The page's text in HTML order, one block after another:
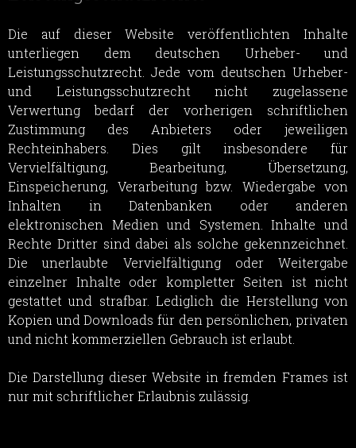
Die auf dieser Website veröffentlichten Inhalte
unterliegen dem deutschen Urheber- und
Leistungsschutzrecht. Jede vom deutschen Urheber-
und Leistungsschutzrecht nicht zugelassene
Verwertung bedarf der vorherigen schriftlichen
Zustimmung des Anbieters oder jeweiligen
Rechteinhabers. Dies gilt insbesondere für
Vervielfältigung, Bearbeitung, Übersetzung,
Einspeicherung, Verarbeitung bzw. Wiedergabe von
Inhalten in Datenbanken oder anderen
elektronischen Medien und Systemen. Inhalte und
Rechte Dritter sind dabei als solche gekennzeichnet.
Die unerlaubte Vervielfältigung oder Weitergabe
einzelner Inhalte oder kompletter Seiten ist nicht
gestattet und strafbar. Lediglich die Herstellung von
Kopien und Downloads für den persönlichen, privaten
und nicht kommerziellen Gebrauch ist erlaubt.
Die Darstellung dieser Website in fremden Frames ist
nur mit schriftlicher Erlaubnis zulässig.